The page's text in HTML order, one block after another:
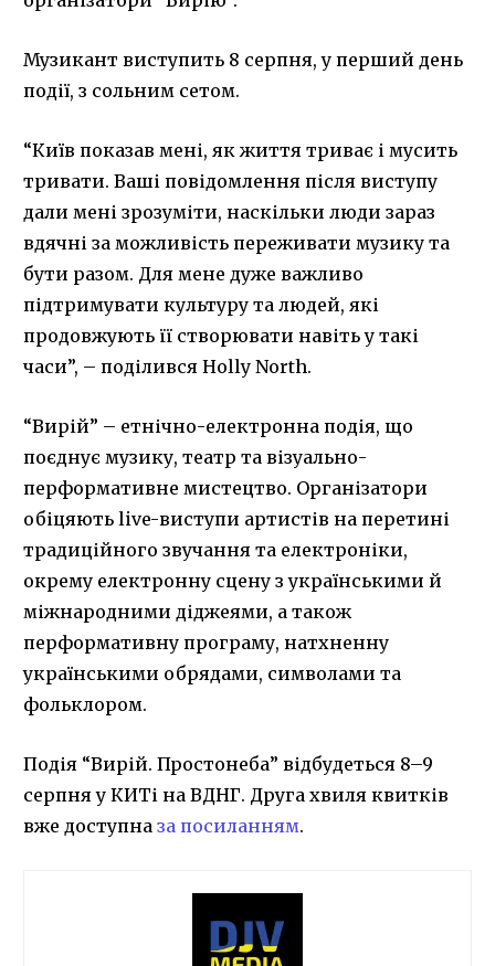
Музикант виступить 8 серпня, у перший день
події, з сольним сетом.
“Київ показав мені, як життя триває і мусить
тривати. Ваші повідомлення після виступу
дали мені зрозуміти, наскільки люди зараз
вдячні за можливість переживати музику та
бути разом. Для мене дуже важливо
підтримувати культуру та людей, які
продовжують її створювати навіть у такі
часи”, – поділився Holly North.
“Вирій” – етнічно-електронна подія, що
поєднує музику, театр та візуально-
перформативне мистецтво. Організатори
обіцяють live-виступи артистів на перетині
традиційного звучання та електроніки,
окрему електронну сцену з українськими й
міжнародними діджеями, а також
перформативну програму, натхненну
українськими обрядами, символами та
фольклором.
Подія “Вирій. Простонеба” відбудеться 8–9
серпня у КИТі на ВДНГ. Друга хвиля квитків
вже доступна за посиланням.